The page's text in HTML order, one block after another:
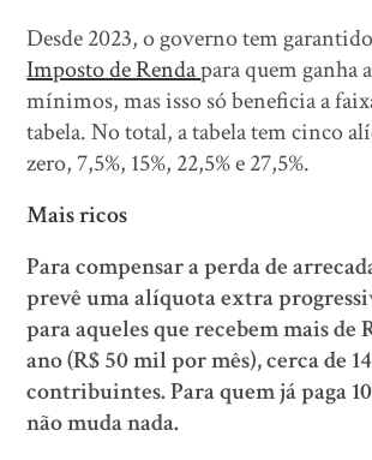
Desde 2023, o governo tem
Imposto de Rendapara quem ganha
mínimos, mas isso só beneficia a
tabela. No total, a tabela tem cinco
zero, 7,5%, 15%, 22,5% e 27,5%.
Mais ricos
Para compensar a perda de
prevê uma alíquota extra
para aqueles que recebem mais de
ano (R$ 50 mil por mês), cerca de
contribuintes. Para quem já paga
não muda nada.